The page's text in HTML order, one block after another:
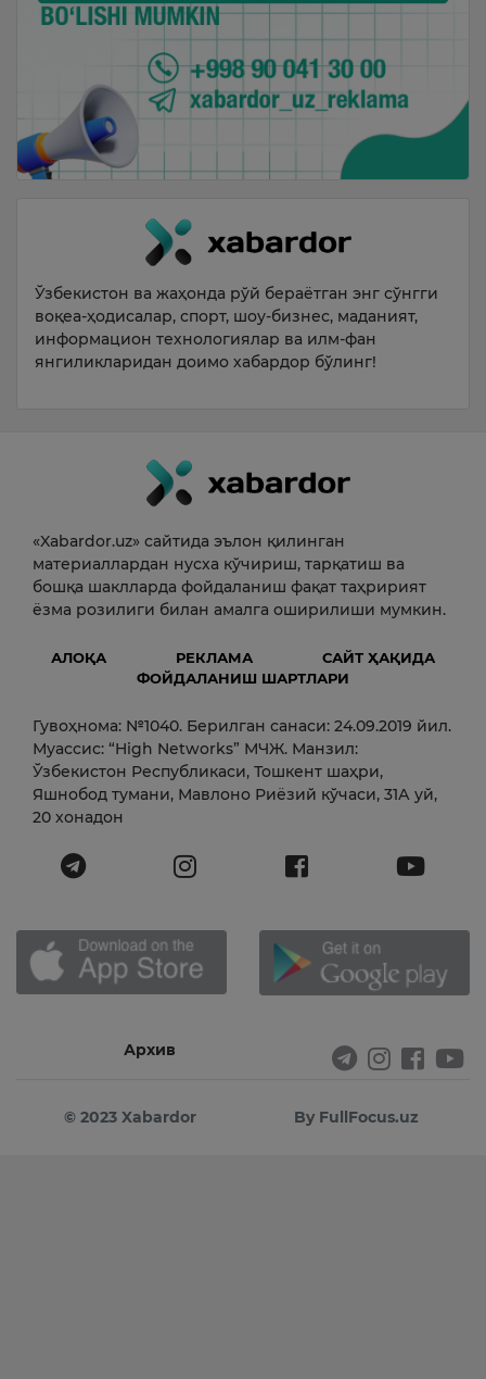
Ўзбекистон ва жаҳонда рўй бераётган энг сўнгги
воқеа-ҳодисалар, спорт, шоу-бизнес, маданият,
информацион технологиялар ва илм-фан
янгиликларидан доимо хабардор бўлинг!
«Xabardor.uz» сайтида эълон қилинган
материаллардан нусха кўчириш, тарқатиш ва
бошқа шаклларда фойдаланиш фақат таҳририят
ёзма розилиги билан амалга оширилиши мумкин.
АЛОҚА РЕКЛАМА
САЙТ ҲАҚИДА
ФОЙДАЛАНИШ ШАРТЛАРИ
Гувоҳнома: №1040. Берилган санаси: 24.09.2019 йил.
Муассис: “High Networks” МЧЖ. Манзил:
Ўзбекистон Республикаси, Тошкент шаҳри,
Яшнобод тумани, Мавлоно Риёзий кўчаси, 31А уй,
20 хонадон
Архив
© 2023 Xabardor By FullFocus.uz